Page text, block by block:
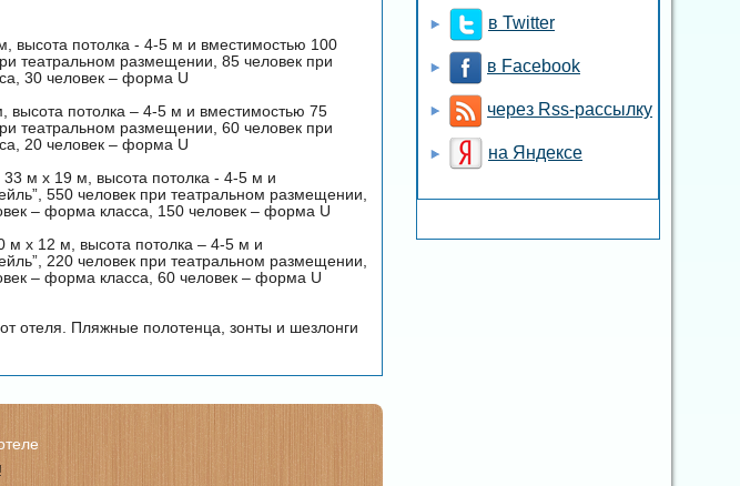
высота потолка - 4-5 м и вместимостью 100
театральном размещении, 85 человек при
30 человек – форма U
потолка – 4-5 м и вместимостью 75
театральном размещении, 60 человек при
20 человек – форма U
м х 19 м, высота потолка - 4-5 м и
550 человек при театральном размещении,
– форма класса, 150 человек – форма U
м х 12 м, высота потолка – 4-5 м и
220 человек при театральном размещении,
– форма класса, 60 человек – форма U
отеля. Пляжные полотенца, зонты и шезлонги
в Twitter
в Facebook
через Rss-рассылку
на Яндексе